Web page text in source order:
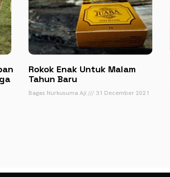
Rokok Enak Untuk Malam
Tahun Baru
Bagas Nurkusuma Aji 31 December 2021